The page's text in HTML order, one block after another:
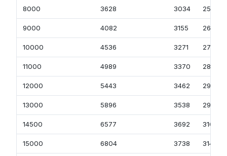
8000 3628 3034 2548
9000 4082 3155 2650
10000 4536 3271 2748
11000 4989 3370 2831
12000 5443 3462 2909
13000 5896 3538 2968
14500 6577 3692 3100
15000 6804 3738 3140